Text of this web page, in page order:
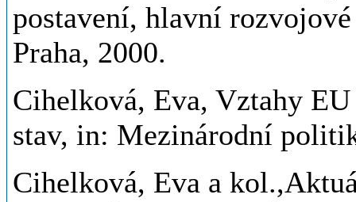
postavení, hlavní
Praha, 2000.
Cihelková, Eva, Vztahy
stav, in: Mezinárodní
Cihelková, Eva a